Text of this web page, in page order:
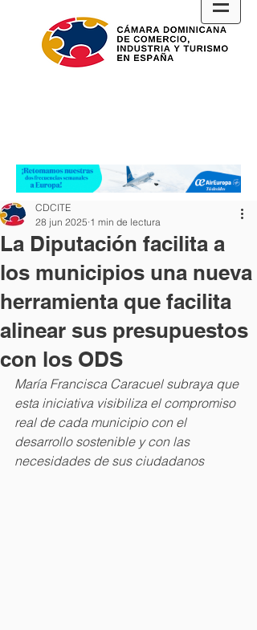
La Diputación facilita a
los municipios una nueva
herramienta que facilita
alinear sus presupuestos
con los ODS
CDCITE
28 jun 2025 1 min de lectura
María Francisca Caracuel subraya que
esta iniciativa visibiliza el compromiso
real de cada municipio con el
desarrollo sostenible y con las
necesidades de sus ciudadanos